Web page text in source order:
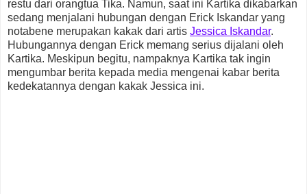
restu dari orangtua Tika. Namun, saat ini Kartika dikabarkan
sedang menjalani hubungan dengan Erick Iskandar yang
notabene merupakan kakak dari artis Jessica Iskandar.
Hubungannya dengan Erick memang serius dijalani oleh
Kartika. Meskipun begitu, nampaknya Kartika tak ingin
mengumbar berita kepada media mengenai kabar berita
kedekatannya dengan kakak Jessica ini.